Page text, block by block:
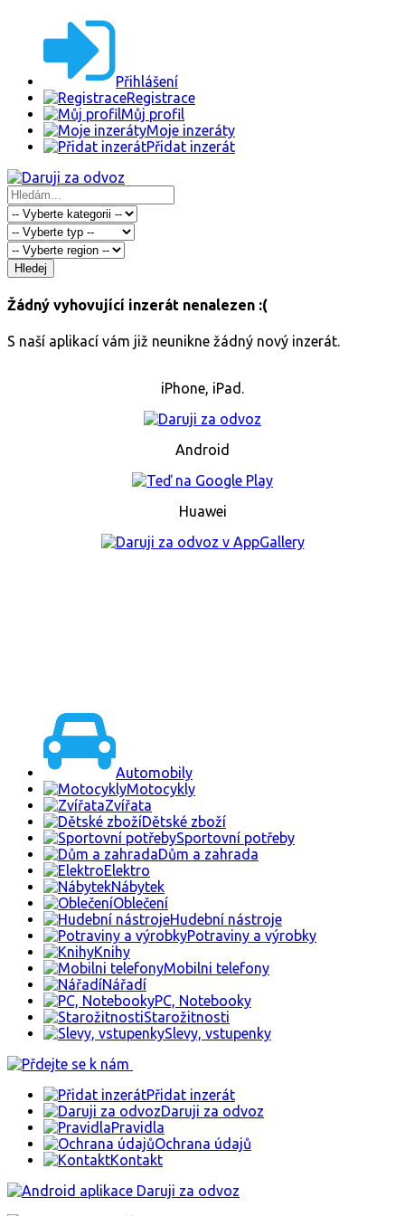
Přihlášení
Registrace
Můj profil
Moje inzeráty
Přidat inzerát
Hledej
Žádný vyhovující inzerát nenalezen :(
S naší aplikací vám již neunikne žádný nový inzerát.
iPhone, iPad.
Android
Huawei
Automobily
Motocykly
Zvířata
Dětské zboží
Sportovní potřeby
Dům a zahrada
Elektro
Nábytek
Oblečení
Hudební nástroje
Potraviny a výrobky
Knihy
Mobilni telefony
Nářadí
PC, Notebooky
Starožitnosti
Slevy, vstupenky
Přidat inzerát
Daruji za odvoz
Pravidla
Ochrana údajů
Kontakt